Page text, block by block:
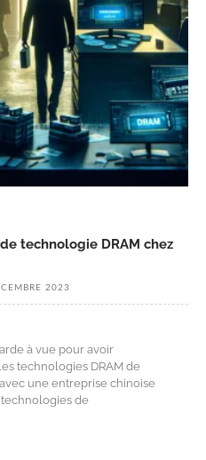
technologie DRAM chez
2023
à vue pour avoir
technologies DRAM de
une entreprise chinoise
technologies de